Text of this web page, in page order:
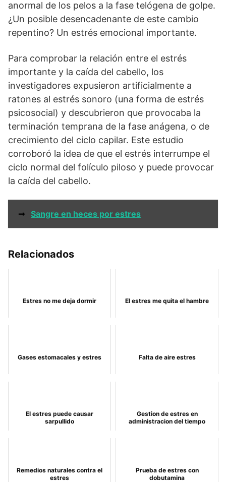
anormal de los pelos a la fase telógena de golpe.
¿Un posible desencadenante de este cambio
repentino? Un estrés emocional importante.
Para comprobar la relación entre el estrés
importante y la caída del cabello, los
investigadores expusieron artificialmente a
ratones al estrés sonoro (una forma de estrés
psicosocial) y descubrieron que provocaba la
terminación temprana de la fase anágena, o de
crecimiento del ciclo capilar. Este estudio
corroboró la idea de que el estrés interrumpe el
ciclo normal del folículo piloso y puede provocar
la caída del cabello.
➞ Sangre en heces por estres
Relacionados
Estres no me deja dormir El estres me quita el hambre
Gases estomacales y estres Falta de aire estres
El estres puede causar
sarpullido
Gestion de estres en
administracion del tiempo
Remedios naturales contra el
estres
Prueba de estres con
dobutamina